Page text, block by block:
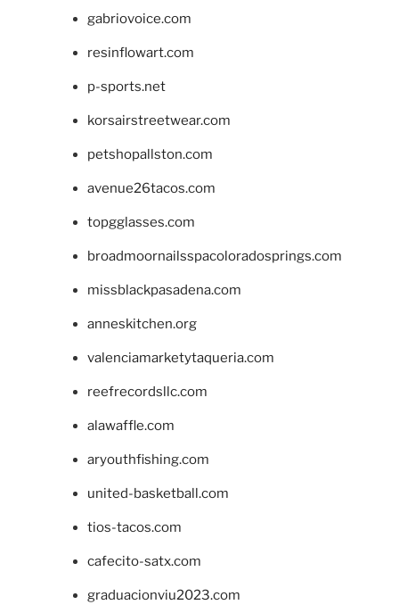
gabriovoice.com
resinflowart.com
p-sports.net
korsairstreetwear.com
petshopallston.com
avenue26tacos.com
topgglasses.com
broadmoornailsspacoloradosprings.com
missblackpasadena.com
anneskitchen.org
valenciamarketytaqueria.com
reefrecordsllc.com
alawaffle.com
aryouthfishing.com
united-basketball.com
tios-tacos.com
cafecito-satx.com
graduacionviu2023.com